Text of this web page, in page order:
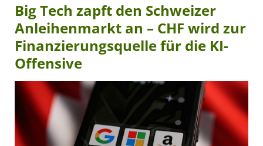
Big Tech zapft den Schweizer
Anleihenmarkt an – CHF wird zur
Finanzierungsquelle für die KI-
Offensive